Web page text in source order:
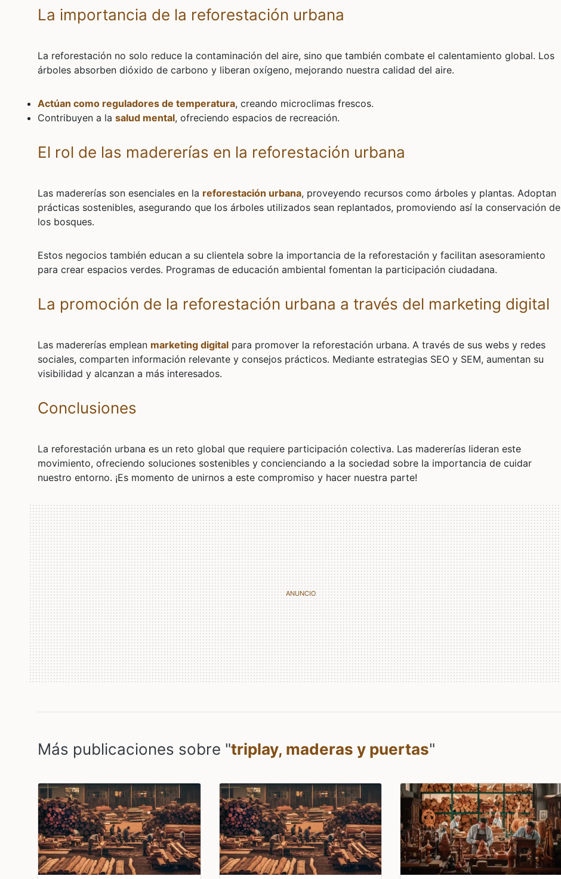
La importancia de la reforestación urbana
La reforestación no solo reduce la contaminación del aire, sino que también combate el calentamiento global. Los
árboles absorben dióxido de carbono y liberan oxígeno, mejorando nuestra calidad del aire.
Actúan como reguladores de temperatura, creando microclimas frescos.
Contribuyen a la salud mental, ofreciendo espacios de recreación.
El rol de las madererías en la reforestación urbana
Las madererías son esenciales en la reforestación urbana, proveyendo recursos como árboles y plantas. Adoptan
prácticas sostenibles, asegurando que los árboles utilizados sean replantados, promoviendo así la conservación de
los bosques.
Estos negocios también educan a su clientela sobre la importancia de la reforestación y facilitan asesoramiento
para crear espacios verdes. Programas de educación ambiental fomentan la participación ciudadana.
La promoción de la reforestación urbana a través del marketing digital
Las madererías emplean marketing digital para promover la reforestación urbana. A través de sus webs y redes
sociales, comparten información relevante y consejos prácticos. Mediante estrategias SEO y SEM, aumentan su
visibilidad y alcanzan a más interesados.
Conclusiones
La reforestación urbana es un reto global que requiere participación colectiva. Las madererías lideran este
movimiento, ofreciendo soluciones sostenibles y concienciando a la sociedad sobre la importancia de cuidar
nuestro entorno. ¡Es momento de unirnos a este compromiso y hacer nuestra parte!
Más publicaciones sobre "triplay, maderas y puertas"